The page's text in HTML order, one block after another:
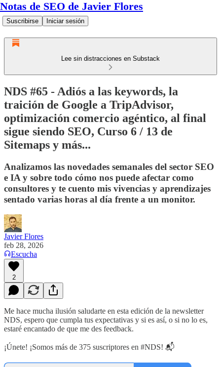
Notas de SEO de Javier Flores
Suscribirse Iniciar sesión
Lee sin distracciones en Substack
NDS #65 - Adiós a las keywords, la
traición de Google a TripAdvisor,
optimización comercio agéntico, al final
sigue siendo SEO, Curso 6 / 13 de
Sitemaps y más...
Analizamos las novedades semanales del sector SEO
e IA y sobre todo cómo nos puede afectar como
consultores y te cuento mis vivencias y aprendizajes
sentado varias horas al día frente a un monitor.
Javier Flores
feb 28, 2026
Escucha
2
Me hace mucha ilusión saludarte en esta edición de la newsletter
NDS, espero que cumpla tus expectativas y si es así, o si no lo es,
estaré encantado de que me des feedback.
¡Únete! ¡Somos más de 375 suscriptores en #NDS! 📬